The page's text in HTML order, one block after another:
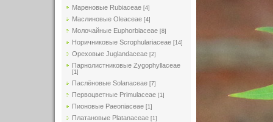
Мареновые Rubiaceae [4]
Маслиновые Oleaceae [4]
Молочайные Euphorbiaceae [8]
Норичниковые Scrophulariaceae [14]
Ореховые Juglandaceae [2]
Парнолистниковые Zygophyllaceae
[1]
Паслёновые Solanaceae [7]
Первоцветные Primulaceae [1]
Пионовые Paeoniaceae [1]
Платановые Platanaceae [1]